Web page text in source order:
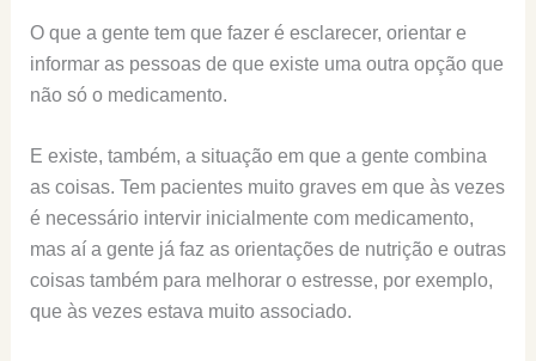
O que a gente tem que fazer é esclarecer, orientar e
informar as pessoas de que existe uma outra opção que
não só o medicamento.
E existe, também, a situação em que a gente combina
as coisas. Tem pacientes muito graves em que às vezes
é necessário intervir inicialmente com medicamento,
mas aí a gente já faz as orientações de nutrição e outras
coisas também para melhorar o estresse, por exemplo,
que às vezes estava muito associado.